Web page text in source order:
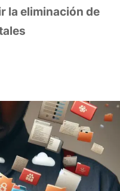
la eliminación de